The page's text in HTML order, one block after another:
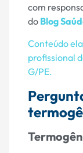
com
do Blog
Conteúdo
profissional
G/PE.